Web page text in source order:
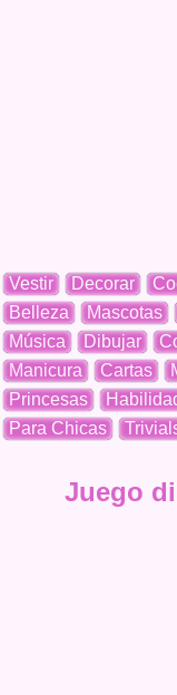
Vestir Decorar
Belleza
Mascotas
Música
Dibujar
Manicura
Cartas
Princesas
Para Chicas
Juego